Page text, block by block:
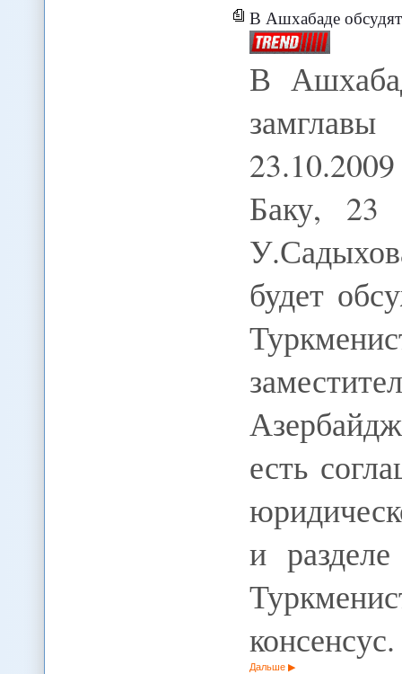
В Ашхабаде
В
Баку, 23
будет
есть
и
Дальше